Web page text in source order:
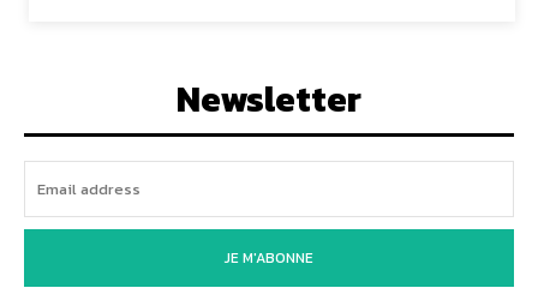
Newsletter
JE M'ABONNE